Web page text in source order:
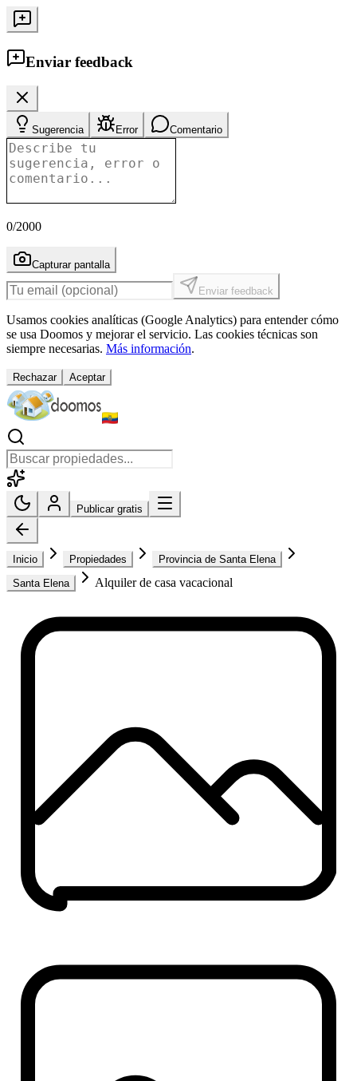
Enviar feedback
Sugerencia Error Comentario
0/2000
Capturar pantalla
Enviar feedback
Usamos cookies analíticas (Google Analytics) para entender cómo
se usa Doomos y mejorar el servicio. Las cookies técnicas son
siempre necesarias. Más información.
Rechazar Aceptar
Publicar gratis
Inicio Propiedades
Provincia de Santa Elena
Santa Elena
Alquiler de casa vacacional